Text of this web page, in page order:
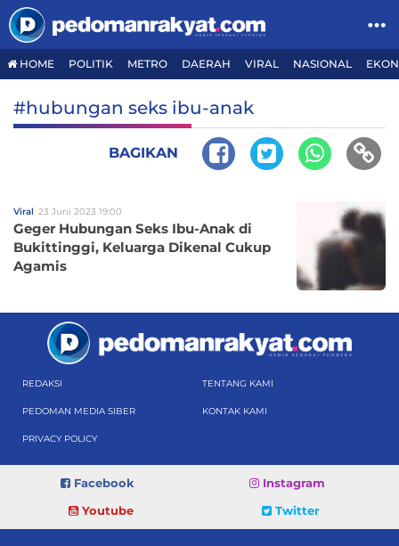
HOME POLITIK METRO DAERAH VIRAL NASIONAL
#hubungan seks ibu-anak
BAGIKAN
Viral 23 Juni 2023 19:00
Geger Hubungan Seks Ibu-Anak di
Bukittinggi, Keluarga Dikenal Cukup
Agamis
REDAKSI TENTANG KAMI
PEDOMAN MEDIA SIBER KONTAK KAMI
PRIVACY POLICY
Facebook
Instagram
Youtube
Twitter